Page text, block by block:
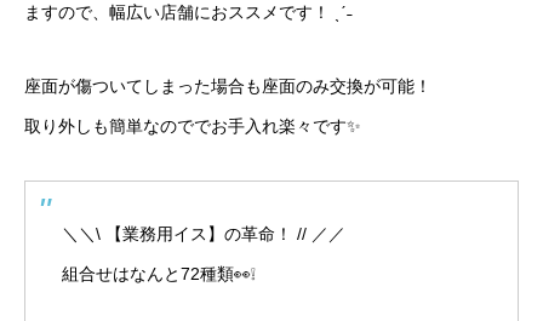
ますので、幅広い店舗におススメです！ ˎˊ˗
座面が傷ついてしまった場合も座面のみ交換が可能！
取り外しも簡単なのででお手入れ楽々です✨
＼＼\ 【業務用イス】の革命！ // ／／
組合せはなんと72種類👀❕